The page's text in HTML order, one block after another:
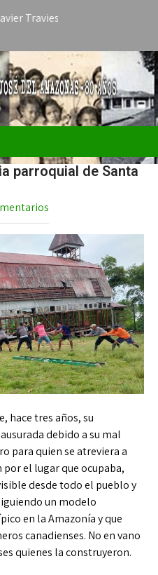
como Vicario
parroquial de Santa
hace tres años, su
debido a su mal
para quien se atreviera a
el lugar que ocupaba,
desde todo el pueblo y
un modelo
en la Amazonía y que
canadienses. No en vano
quienes la construyeron.